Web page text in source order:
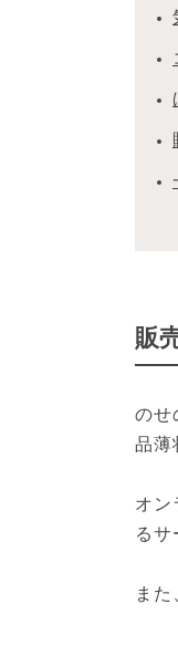
販
のせ
品薄
オン
るサ
ま